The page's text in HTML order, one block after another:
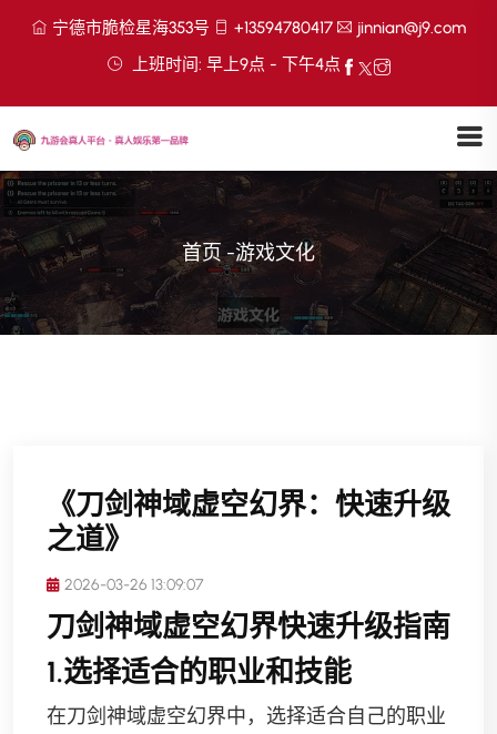
宁德市脆检星海353号 +13594780417
jinnian@j9.com
上班时间: 早上9点 - 下午4点
首页-游戏文化
《刀剑神域虚空幻界：快速升级
之道》
2026-03-26 13:09:07
刀剑神域虚空幻界快速升级指南
1.选择适合的职业和技能
在刀剑神域虚空幻界中，选择适合自己的职业